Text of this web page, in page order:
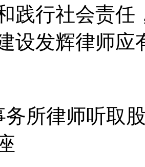
践行社会责
设发辉律师应
务所律师听取